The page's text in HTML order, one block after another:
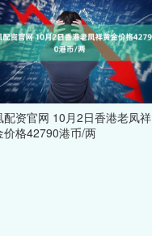
配资官网 10月2日香港老凤祥
价格42790港币/两